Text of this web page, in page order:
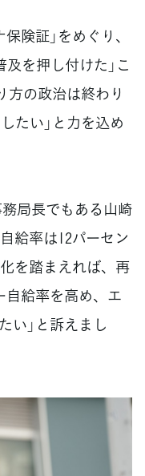
険証」をめぐり、
を押し付けた」こ
方の政治は終わり
たい」と力を込め
局長でもある山崎
給率は12パーセン
を踏まえれば、再
自給率を高め、エ
い」と訴えまし